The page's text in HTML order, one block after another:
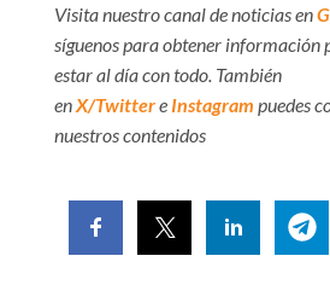
Visita nuestro canal de noticias en
síguenos para obtener información
estar al día con todo. También
enX/Twittere Instagram puedes
nuestros contenidos